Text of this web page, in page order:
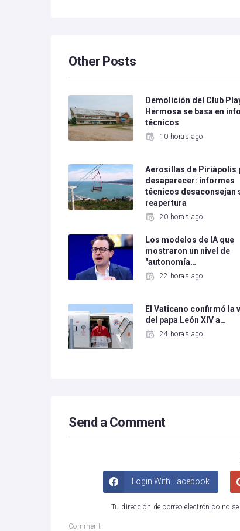
Other Posts
Demolición del Club
Hermosa se basa en
técnicos
10 horas ago
Aerosillas de Piriápolis
desaparecer: informes
técnicos desaconsejan
reapertura
20 horas ago
Los modelos de IA que
mostraron un nivel de
"autonomía…
22 horas ago
El Vaticano confirmó la
del papa León XIV a…
24 horas ago
Send a Comment
Login With Facebook
Tu dirección de correo electrónico no
Comment